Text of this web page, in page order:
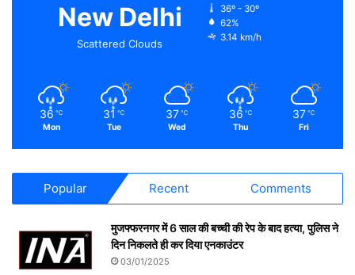
New Delhi
Scattered Clouds
36º - 30º
62%
3.14 km/h
36 ℃
Mon
31 ℃
Tue
37 ℃
Wed
36 ℃
Thu
37 ℃
Fri
Popular Recent Comments
मुजफ्फरनगर में 6 साल की बच्ची की रेप के बाद हत्या, पुलिस ने
दिन निकलते ही कर दिया एनकाउंटर
03/01/2025